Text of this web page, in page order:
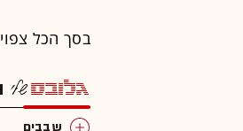
בסך הכל צפויים
שבבים